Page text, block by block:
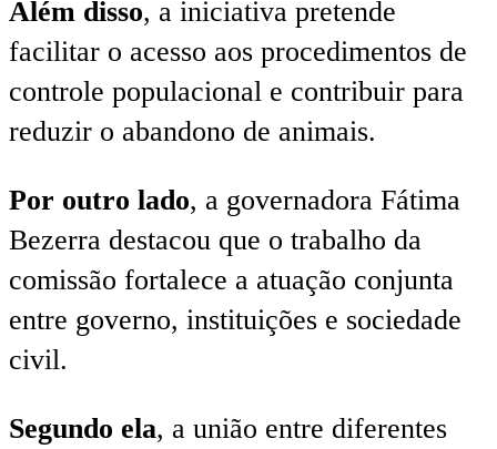
Além disso, a iniciativa pretende
facilitar o acesso aos procedimentos de
controle populacional e contribuir para
reduzir o abandono de animais.
Por outro lado, a governadora Fátima
Bezerra destacou que o trabalho da
comissão fortalece a atuação conjunta
entre governo, instituições e sociedade
civil.
Segundo ela, a união entre diferentes